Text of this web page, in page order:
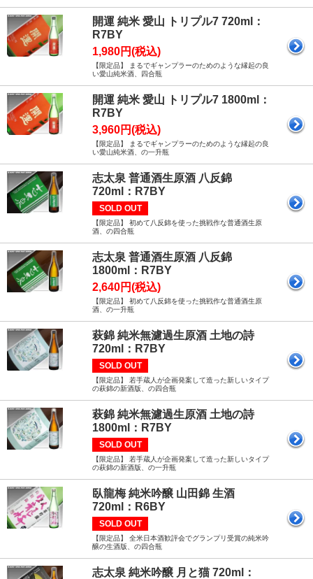
開運 純米 愛山 トリプル7 720ml：
R7BY
1,980円(税込)
【限定品】 まるでギャンプラーのためのような縁起の良
い愛山純米酒、四合瓶
開運 純米 愛山 トリプル7 1800ml：
R7BY
3,960円(税込)
【限定品】 まるでギャンプラーのためのような縁起の良
い愛山純米酒、の一升瓶
志太泉 普通酒生原酒 八反錦
720ml：R7BY
SOLD OUT
【限定品】 初めて八反錦を使った挑戦作な普通酒生原
酒、の四合瓶
志太泉 普通酒生原酒 八反錦
1800ml：R7BY
2,640円(税込)
【限定品】 初めて八反錦を使った挑戦作な普通酒生原
酒、の一升瓶
萩錦 純米無濾過生原酒 土地の詩
720ml：R7BY
SOLD OUT
【限定品】 若手蔵人が企画発案して造った新しいタイプ
の萩錦の新酒版、の四合瓶
萩錦 純米無濾過生原酒 土地の詩
1800ml：R7BY
SOLD OUT
【限定品】 若手蔵人が企画発案して造った新しいタイプ
の萩錦の新酒版、の一升瓶
臥龍梅 純米吟醸 山田錦 生酒
720ml：R6BY
SOLD OUT
【限定品】 全米日本酒歓評会でグランプリ受賞の純米吟
醸の生酒版、の四合瓶
志太泉 純米吟醸 月と猫 720ml：